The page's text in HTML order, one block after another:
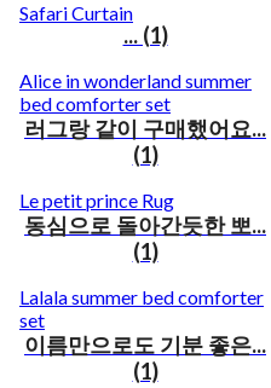
Safari Curtain
... (1)
Alice in wonderland summer
bed comforter set
러그랑 같이 구매했어요...
(1)
Le petit prince Rug
동심으로 돌아간듯한 뽀...
(1)
Lalala summer bed comforter
set
이름만으로도 기분 좋은...
(1)